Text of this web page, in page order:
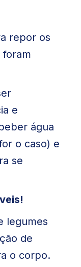
repor os
foram
e
água
o caso) e
se
legumes
de
o corpo.